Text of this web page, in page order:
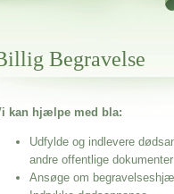
Begravelse
kan hjælpe med bla:
Udfylde og indlevere
andre offentlige dokumenter
Ansøge om